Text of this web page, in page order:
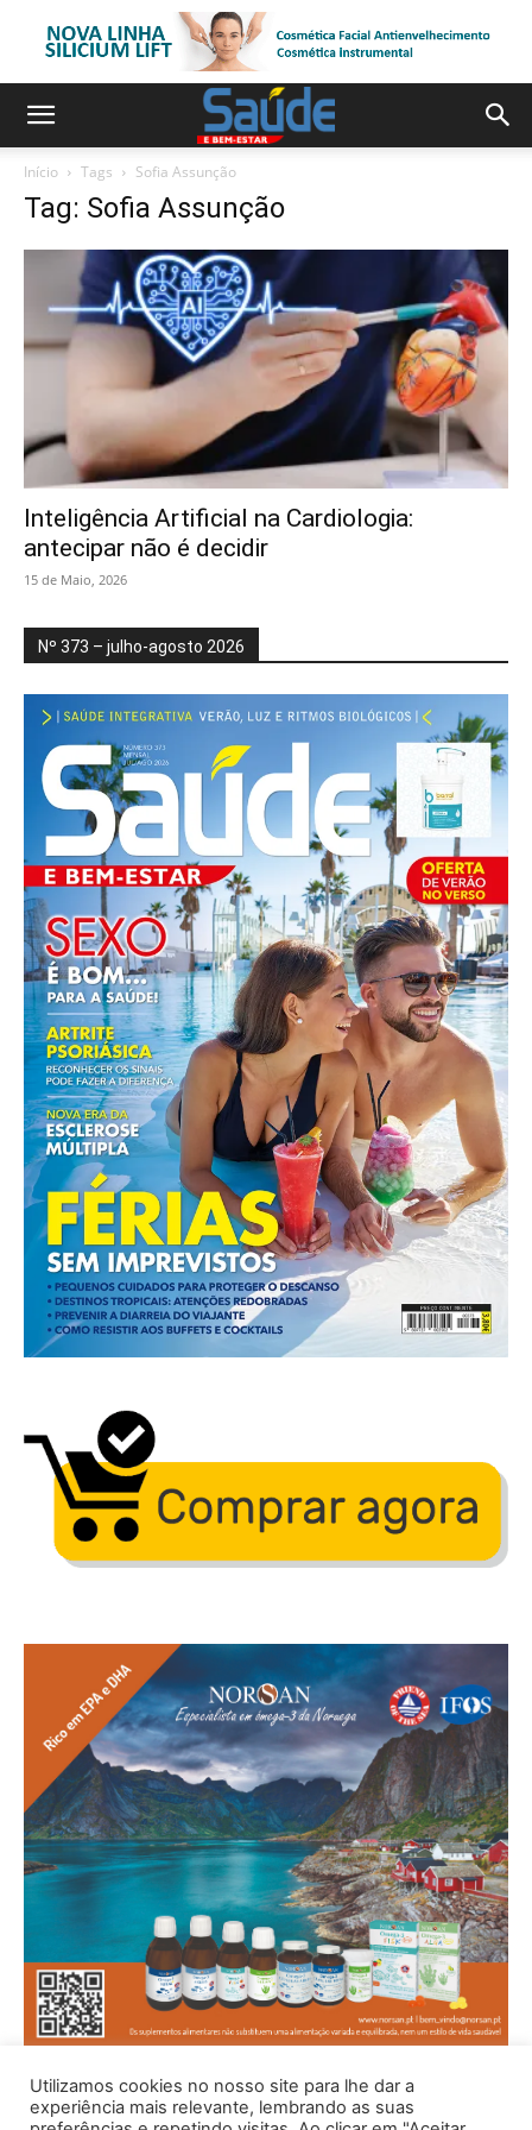
Início Tags Sofia Assunção
Tag: Sofia Assunção
Inteligência Artificial na Cardiologia:
antecipar não é decidir
15 de Maio, 2026
Nº 373 – julho-agosto 2026
Utilizamos cookies no nosso site para lhe dar a
experiência mais relevante, lembrando as suas